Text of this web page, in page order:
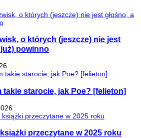
o których (jeszcze) nie jest
powinno
takie starocie, jak Poe? [felieton]
przeczytane w 2025 roku